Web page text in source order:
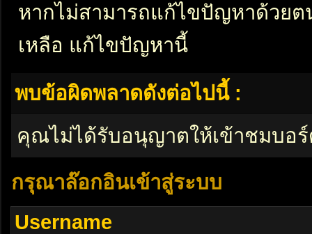
หากไม่สามารถแก้ไขปัญหาด้วย
เหลือ แก้ไขปัญหานี้
พบข้อผิดพลาดดังต่อไปนี้ :
คุณไม่ได้รับอนุญาตให้เข้าชมบอ
กรุณาล๊อกอินเข้าสู่ระบบ
Username